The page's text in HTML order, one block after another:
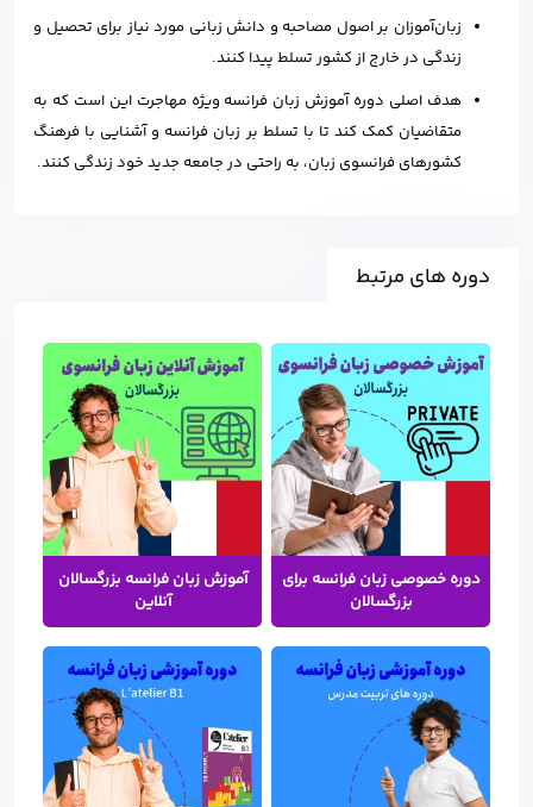
زبان‌آموزان بر اصول مصاحبه و دانش زبانی مورد نیاز برای تحصیل و
زندگی در خارج از کشور تسلط پیدا کنند.
هدف اصلی دوره آموزش زبان فرانسه ویژه مهاجرت این است که به
متقاضیان کمک کند تا با تسلط بر زبان فرانسه و آشنایی با فرهنگ
کشورهای فرانسوی زبان، به راحتی در جامعه جدید خود زندگی کنند.
دوره های مرتبط
دوره خصوصی زبان فرانسه برای
بزرگسالان
آموزش زبان فرانسه بزرگسالان
آنلاین